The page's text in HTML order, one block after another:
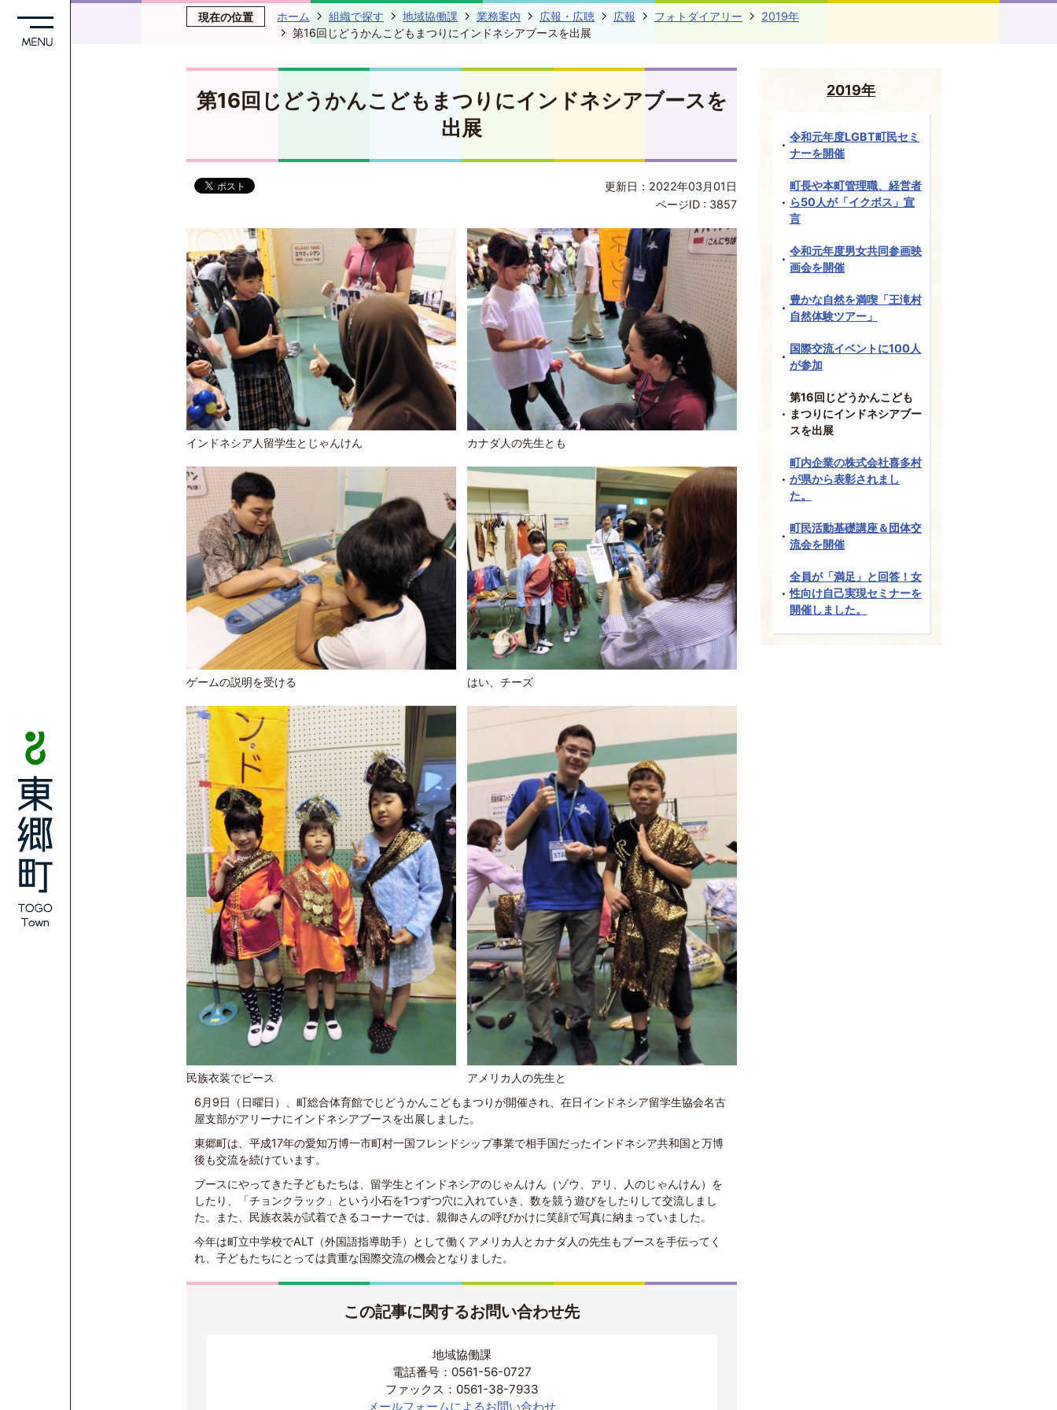
現在の位置 ホーム 組織で探す 地域協働課 業務案内 広報・広聴 広報 フォトダイアリー
2019年
第16回じどうかんこどもまつりにインドネシアブースを出展
第16回じどうかんこどもまつりにインドネシアブースを
出展
更新日：2022年03月01日
ページID : 3857
インドネシア人留学生とじゃんけん カナダ人の先生とも
ゲームの説明を受ける はい、チーズ
民族衣装でピース
アメリカ人の先生と
6月9日（日曜日）、町総合体育館でじどうかんこどもまつりが開催され、在日インドネシア留学生協会名古
屋支部がアリーナにインドネシアブースを出展しました。
東郷町は、平成17年の愛知万博一市町村一国フレンドシップ事業で相手国だったインドネシア共和国と万博
後も交流を続けています。
ブースにやってきた子どもたちは、留学生とインドネシアのじゃんけん（ゾウ、アリ、人のじゃんけん）を
したり、「チョンクラック」という小石を1つずつ穴に入れていき、数を競う遊びをしたりして交流しまし
た。また、民族衣装が試着できるコーナーでは、親御さんの呼びかけに笑顔で写真に納まっていました。
今年は町立中学校でALT（外国語指導助手）として働くアメリカ人とカナダ人の先生もブースを手伝ってく
れ、子どもたちにとっては貴重な国際交流の機会となりました。
この記事に関するお問い合わせ先
地域協働課
電話番号：0561-56-0727
ファックス：0561-38-7933
メールフォームによるお問い合わせ
2019年
令和元年度LGBT町民セミ
ナーを開催
町長や本町管理職、経営者
ら50人が「イクボス」宣
言
令和元年度男女共同参画映
画会を開催
豊かな自然を満喫「王滝村
自然体験ツアー」
国際交流イベントに100人
が参加
第16回じどうかんこども
まつりにインドネシアブー
スを出展
町内企業の株式会社喜多村
が県から表彰されまし
た。
町民活動基礎講座＆団体交
流会を開催
全員が「満足」と回答！女
性向け自己実現セミナーを
開催しました。